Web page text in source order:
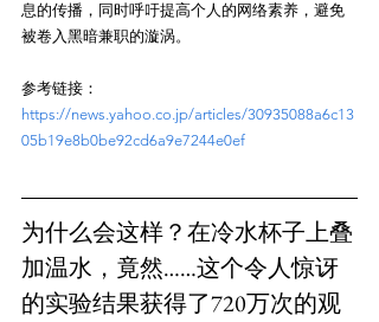
息的传播，同时呼吁提高个人的网络素养，避免
参考链接：
https://news.yahoo.co.jp/articles/30935088a6c13
05b19e8b0be92cd6a9e7244e0ef
为什么会这样？在冷水杯子上叠
加温水，竟然……这个令人惊讶
的实验结果获得了720万次的观